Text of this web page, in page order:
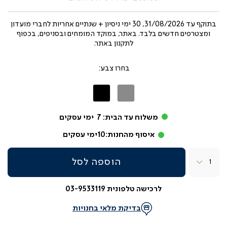
בתוקף עד
31/08/2026, 30 ימי ניסיון + שנתיים אחריות לחברי מועדון
ומצטרפים חדשים בלבד. באתר, במוקד המומחים ובסניפים, בכפוף
לתקנון באתר.
צבע
משלוח עד הבית: 7 ימי עסקים
איסוף מהחנות:10ימי עסקים
הוספה לסל
לרכישה טלפונית 03-9533119
בדיקת מלאי בחנויות